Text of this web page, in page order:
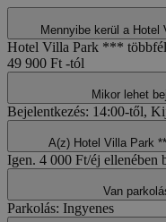
Mennyibe kerül a
Hotel Villa Park ***
49 900 Ft -tól
Mikor lehet
Bejelentkezés: 14:00-től,
A(z) Hotel Villa Park
Igen. 4 000 Ft/éj ellenében
Van
Parkolás: Ingyenes